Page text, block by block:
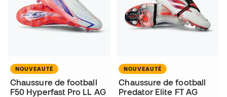
NOUVEAUTÉ
Chaussure de football
F50 Hyperfast Pro LL AG
NOUVEAUTÉ
Chaussure de football
Predator Elite FT AG